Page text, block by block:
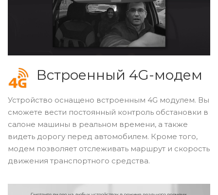
Встроенный 4G-модем
Устройство оснащено встроенным 4G модулем. Вы
сможете вести постоянный контроль обстановки в
салоне машины в реальном времени, а также
видеть дорогу перед автомобилем. Кроме того,
модем позволяет отслеживать маршрут и скорость
движения транспортного средства.